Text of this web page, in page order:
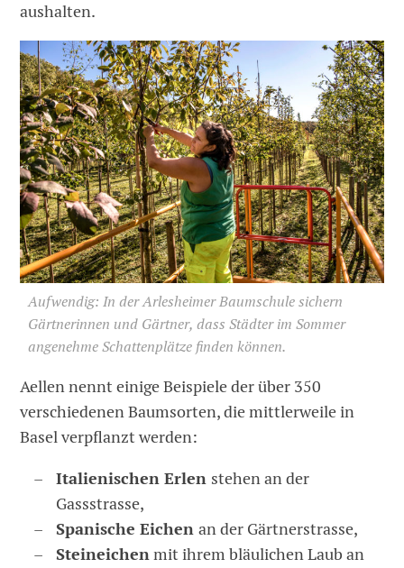
aushalten.
Aufwendig: In der Arlesheimer Baumschule sichern
Gärtnerinnen und Gärtner, dass Städter im Sommer
angenehme Schattenplätze finden können.
Aellen nennt einige Beispiele der über 350
verschiedenen Baumsorten, die mittlerweile in
Basel verpflanzt werden:
Italienischen Erlen stehen an der
Gassstrasse,
Spanische Eichenan der Gärtnerstrasse,
Steineichenmit ihrem bläulichen Laub an